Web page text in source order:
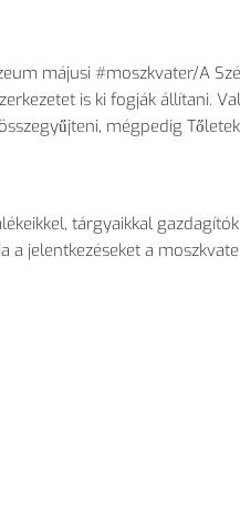
májusi #moszkvater/A
is ki fogják állítani.
mégpedig
tárgyaikkal
a jelentkezéseket a